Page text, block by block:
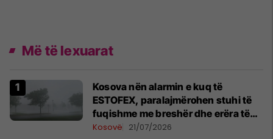
Më të lexuarat
Kosova nën alarmin e kuq të
ESTOFEX, paralajmërohen stuhi të
fuqishme me breshër dhe erëra të
forta
Kosovë 21/07/2026